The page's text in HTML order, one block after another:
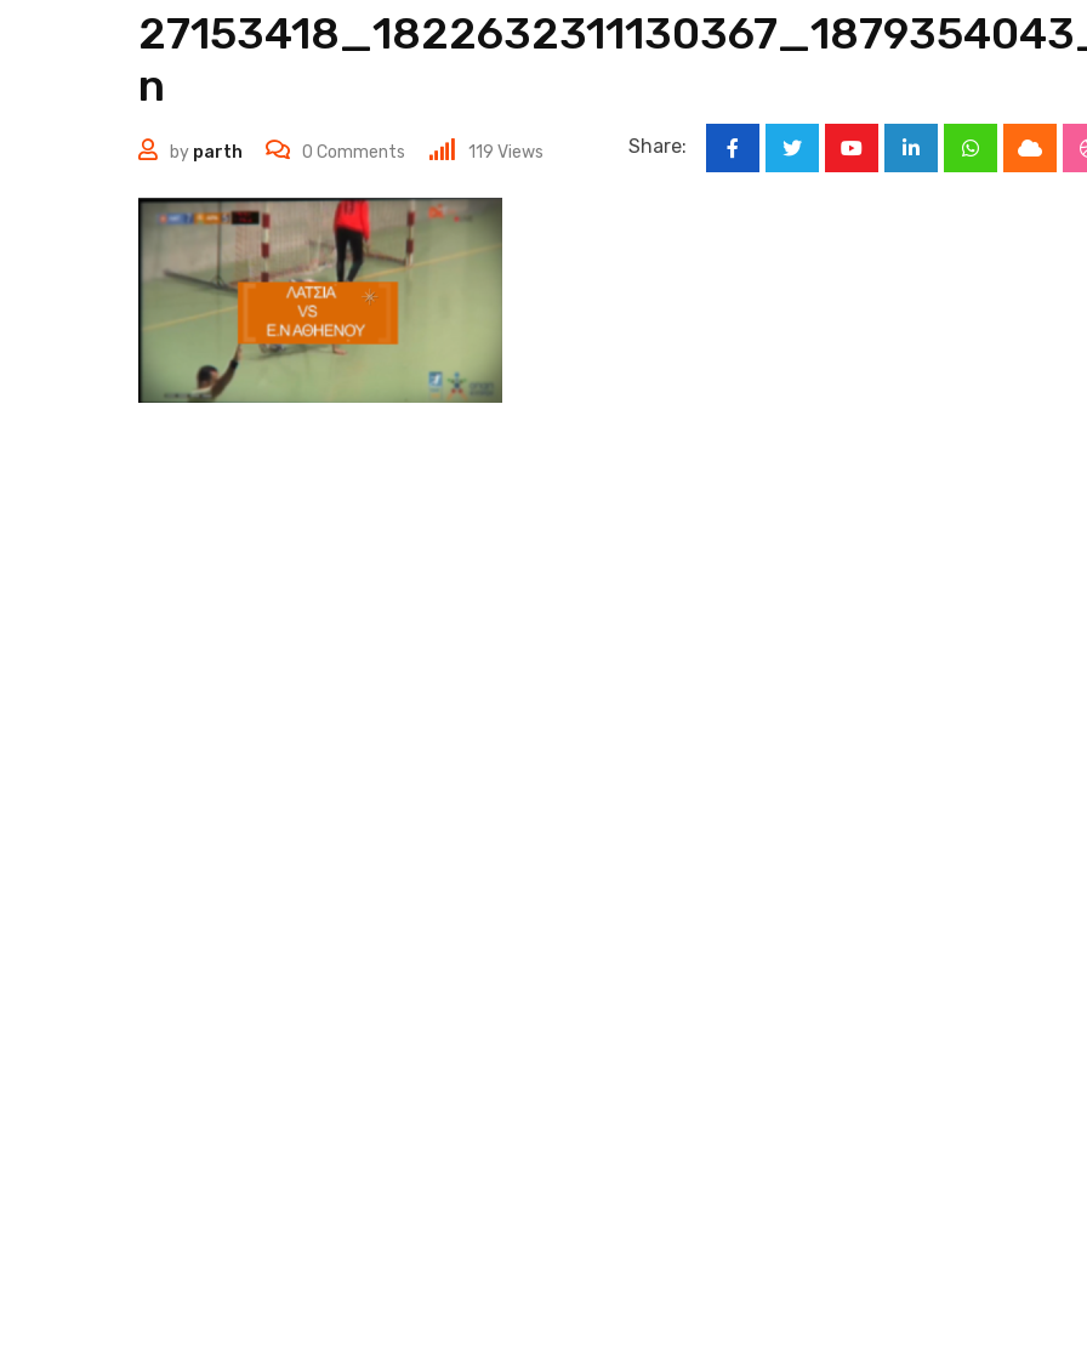
n
by parth 0 Comments 119 Views Share:
LinkedInWhatsappCloud